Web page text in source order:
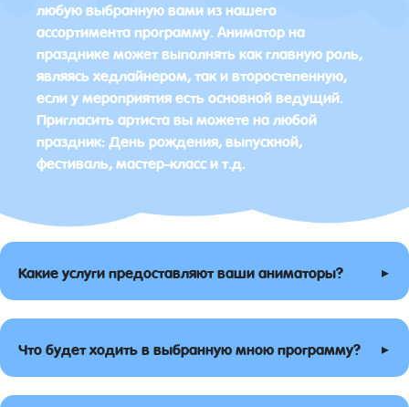
любую выбранную вами из нашего
ассортимента программу. Аниматор на
празднике может выполнять как главную роль,
являясь хедлайнером, так и второстепенную,
если у мероприятия есть основной ведущий.
Пригласить артиста вы можете на любой
праздник: День рождения, выпускной,
фестиваль, мастер-класс и т.д.
Какие услуги предоставляют ваши аниматоры? ▸
Что будет ходить в выбранную мною программу? ▸